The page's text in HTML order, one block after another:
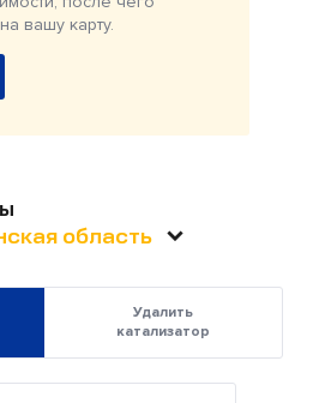
вашу карту.
область
Удалить
катализатор